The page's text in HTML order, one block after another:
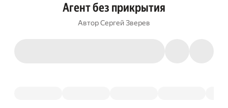
Агент без прикрытия
АвторСергей Зверев